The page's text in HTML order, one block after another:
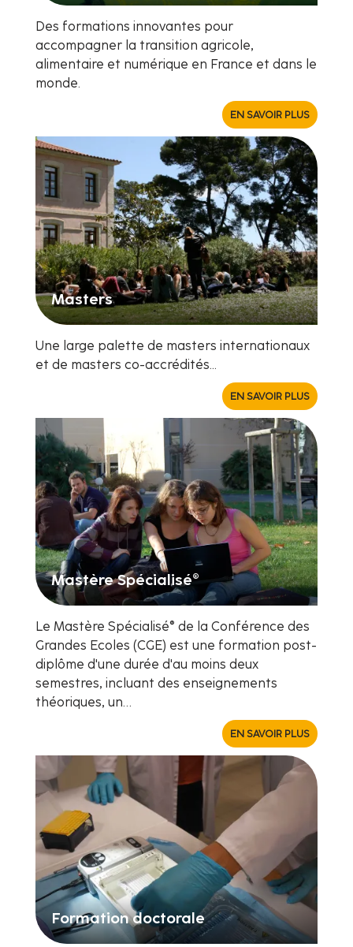
Des formations innovantes pour
accompagner la transition agricole,
alimentaire et numérique en France et dans le
monde.
EN SAVOIR PLUS
Masters
Une large palette de masters internationaux
et de masters co-accrédités...
EN SAVOIR PLUS
Mastère Spécialisé®
Le Mastère Spécialisé® de la Conférence des
Grandes Ecoles (CGE) est une formation post-
diplôme d'une durée d'au moins deux
semestres, incluant des enseignements
théoriques, un…
EN SAVOIR PLUS
Formation doctorale